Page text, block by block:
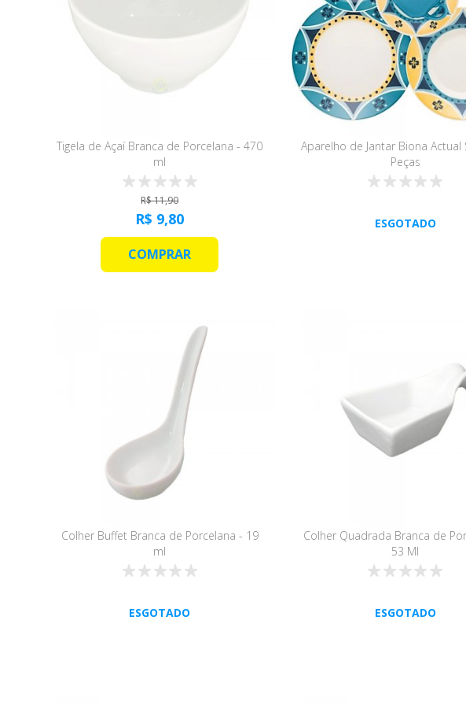
Tigela de Açaí Branca de Porcelana - 470
ml
R$ 11,90
R$ 9,80
COMPRAR
Aparelho de Jantar Biona Actual
Peças
ESGOTADO
Colher Buffet Branca de Porcelana - 19
ml
ESGOTADO
Colher Quadrada Branca de
53 Ml
ESGOTADO